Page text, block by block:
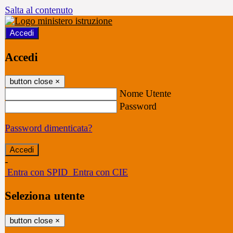
Salta al contenuto
Accedi
Accedi
button close ×
Nome Utente
Password
Password dimenticata?
-
Entra con SPID Entra con CIE
Seleziona utente
button close ×